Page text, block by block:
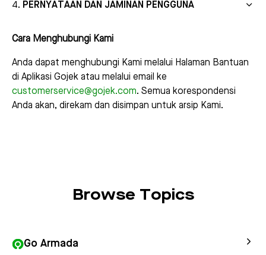
PERNYATAAN DAN JAMINAN PENGGUNA
Cara Menghubungi Kami
Anda dapat menghubungi Kami melalui Halaman Bantuan
di Aplikasi Gojek atau melalui email ke
customerservice@gojek.com. Semua korespondensi
Anda akan, direkam dan disimpan untuk arsip Kami.
Browse Topics
Go Armada